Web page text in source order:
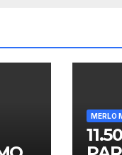
MERLO